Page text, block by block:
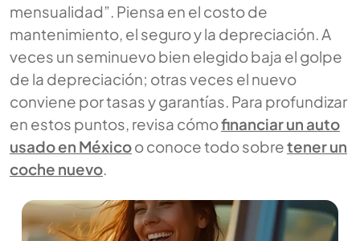
mensualidad”. Piensa en el costo de
mantenimiento, el seguro y la depreciación. A
veces un seminuevo bien elegido baja el golpe
de la depreciación; otras veces el nuevo
conviene por tasas y garantías. Para profundizar
en estos puntos, revisa cómofinanciar un auto
usado en Méxicoo conoce todo sobretener un
coche nuevo